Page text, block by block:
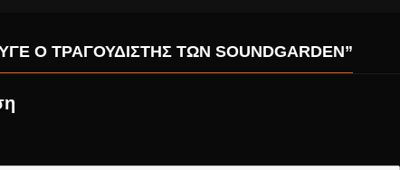
Ο ΤΡΑΓΟΥΔΙΣΤΉΣ ΤΩΝ SOUNDGARDEN”